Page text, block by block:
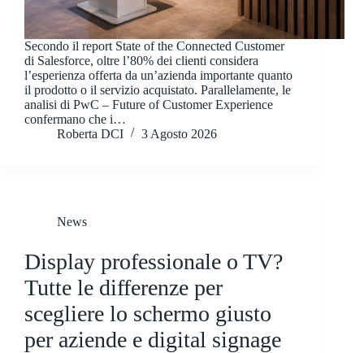
Secondo il report State of the Connected Customer
di Salesforce, oltre l’80% dei clienti considera
l’esperienza offerta da un’azienda importante quanto
il prodotto o il servizio acquistato. Parallelamente, le
analisi di PwC – Future of Customer Experience
confermano che i…
Roberta DCI
3 Agosto 2026
News
Display professionale o TV?
Tutte le differenze per
scegliere lo schermo giusto
per aziende e digital signage